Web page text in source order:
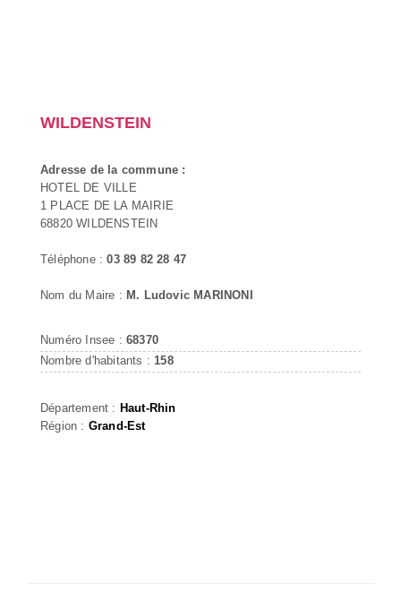
WILDENSTEIN
Adresse de la commune :
HOTEL DE VILLE
1 PLACE DE LA MAIRIE
68820 WILDENSTEIN
Téléphone :03 89 82 28 47
Nom du Maire : M. Ludovic MARINONI
Numéro Insee : 68370
Nombre d'habitants : 158
Département : Haut-Rhin
Région : Grand-Est